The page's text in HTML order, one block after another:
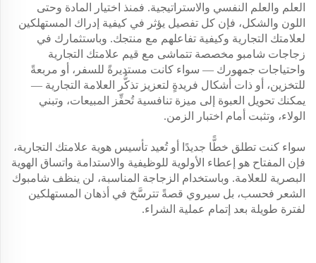
العلم والعلم النفسي والاستراتيجية. فمنذ اختيار المادة وحتى
اللون والشكل، فإن كل تفصيل يؤثر في كيفية إدراك المستهلكين
لعلامتك التجارية وكيفية تفاعلهم مع منتجك. وباستثمارك في
زجاجات شامبو مخصصة تتماشى مع قيم علامتك التجارية
واحتياجات جمهورك — سواء كانت مستديرةً للسفر، أو مربعةً
للتخزين، أو ذات أشكال فريدةٍ لتعزيز تذكُّر العلامة التجارية —
يمكنك تحويل العبوة إلى ميزة تنافسية تُحفِّز المبيعات، وتبني
الولاء، وتثبت أمام اختبار الزمن.
سواء كنت تطلق خطًّا جديدًا أو تُعيد تأسيس هوية علامتك التجارية،
فإن المفتاح هو إعطاء الأولوية للوظيفية والاستدامة واتساق الهوية
البصرية للعلامة. وباستخدام الزجاجة المناسبة، لن ينظف شامبوك
الشعر فحسب، بل سيروي قصةً تترسَّخ في أذهان المستهلكين
لفترة طويلة بعد إتمام عملية الشراء.